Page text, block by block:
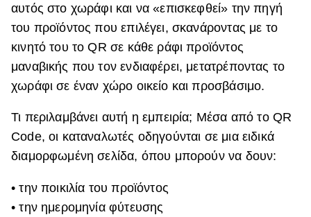
αυτός στο χωράφι και να «επισκεφθεί» την πηγή
του προϊόντος που επιλέγει, σκανάροντας με το
κινητό του το QR σε κάθε ράφι προϊόντος
μαναβικής που τον ενδιαφέρει, μετατρέποντας το
χωράφι σε έναν χώρο οικείο και προσβάσιμο.
Τι περιλαμβάνει αυτή η εμπειρία; Μέσα από το QR
Code, οι καταναλωτές οδηγούνται σε μια ειδικά
διαμορφωμένη σελίδα, όπου μπορούν να δουν:
• την ποικιλία του προϊόντος
• την ημερομηνία φύτευσης